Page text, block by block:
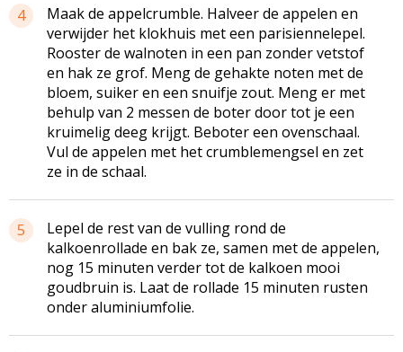
4 Maak de appelcrumble. Halveer de appelen en
verwijder het klokhuis met een parisiennelepel.
Rooster de walnoten in een pan zonder vetstof
en hak ze grof. Meng de gehakte noten met de
bloem, suiker en een snuifje zout. Meng er met
behulp van 2 messen de boter door tot je een
kruimelig deeg krijgt. Bebotereen ovenschaal.
Vul de appelen met hetcrumblemengsel en zet
ze in de schaal.
5
Lepel de rest van de vulling rond de
kalkoenrollade en bak ze, samen met de appelen,
nog 15 minuten verder tot de kalkoen mooi
goudbruin is. Laat de rollade 15 minuten rusten
onder aluminiumfolie.